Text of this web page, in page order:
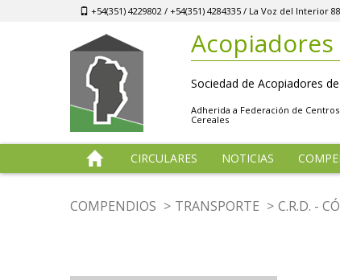
+54(351) 4229802 / +54(351) 4284335 / La Voz del
Sociedad de Acopiadores
Adherida a Federación de
Cereales
CIRCULARES NOTICIAS
COMPENDIOS TRANSPORTE C.R.D. -